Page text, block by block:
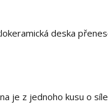
deska
je z jednoho kusu o